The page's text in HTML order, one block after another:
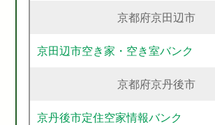
京都府京田辺市
京田辺市空き家・空き室バンク
京都府京丹後市
京丹後市定住空家情報バンク